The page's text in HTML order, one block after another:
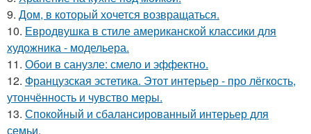
9. Дом, в который хочется возвращаться.
10. Евродвушка в стиле американской классики для
художника - модельера.
11. Обои в санузле: смело и эффектно.
12. Французская эстетика. Этот интерьер - про лёгкость,
утончённость и чувство меры.
13. Спокойный и сбалансированный интерьер для
семьи.